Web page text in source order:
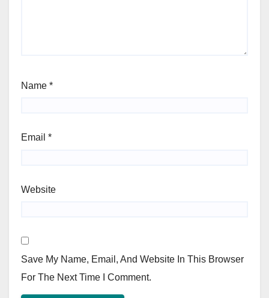
Name *
Email *
Website
Save My Name, Email, And Website In This Browser
For The Next Time I Comment.